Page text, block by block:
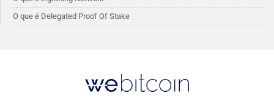
O que é Delegated Proof Of Stake